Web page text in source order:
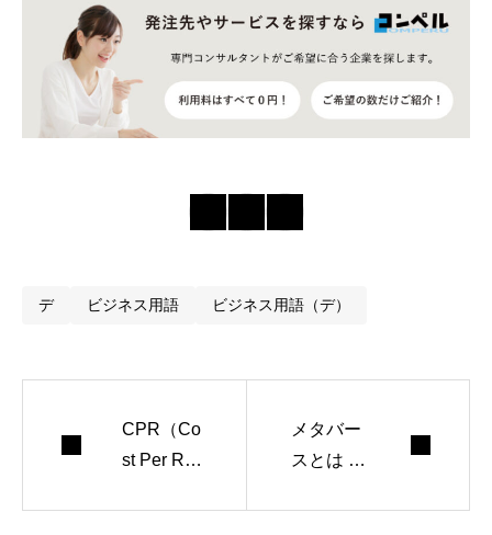
デ ビジネス用語 ビジネス用語（デ）
CPR（Co
st Per Re
メタバー
スとは -